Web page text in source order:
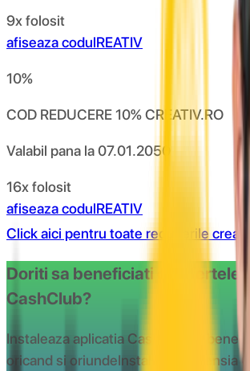
9x folosit
afiseaza codulREATIV
10%
COD REDUCERE 10% CREATIV.RO
Valabil pana la07.01.2050
16x folosit
afiseaza codulREATIV
Click aici pentru toate reducerile creativ
Doriti sa beneficiati de ofertele
CashClub?
Instaleaza aplicatia CashClub si
oricand si oriundeInstaleaza extensia